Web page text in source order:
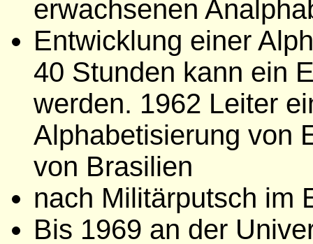
erwachsenen
Entwicklung einer
40 Stunden kann ein
werden. 1962 Leiter
Alphabetisierung von
von Brasilien
nach Militärputsch im
Bis 1969 an der